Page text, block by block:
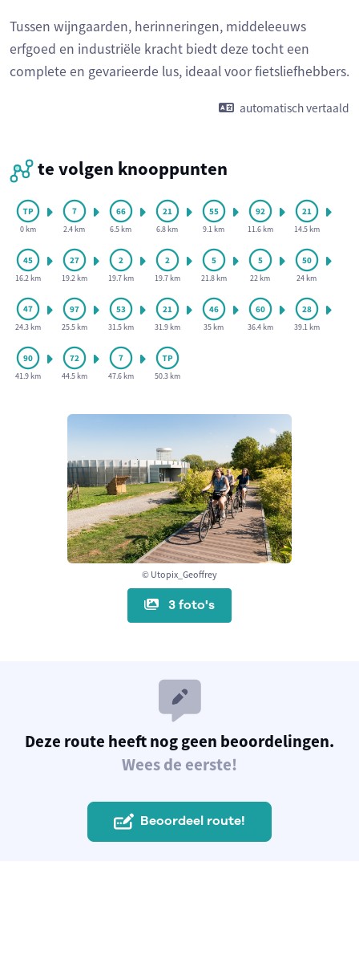
© Utopix_Geoffrey
3 foto's
Tussen wijngaarden, herinneringen, middeleeuws
erfgoed en industriële kracht biedt deze tocht een
complete en gevarieerde lus, ideaal voor fietsliefhebbers.
automatisch vertaald
te volgen knooppunten
0 km 2.4 km 6.5 km 6.8 km 9.1 km 11.6 km 14.5 km
16.2 km 19.2 km 19.7 km 19.7 km 21.8 km 22 km 24 km
24.3 km 25.5 km 31.5 km 31.9 km 35 km 36.4 km 39.1 km
41.9 km 44.5 km 47.6 km 50.3 km
Deze route heeft nog geen beoordelingen.
Wees de eerste!
Beoordeel route!